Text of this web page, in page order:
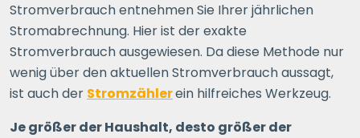
Stromverbrauch entnehmen Sie Ihrer jährlichen
Stromabrechnung. Hier ist der exakte
Stromverbrauch ausgewiesen. Da diese Methode nur
wenig über den aktuellen Stromverbrauch aussagt,
ist auch der Stromzählerein hilfreiches Werkzeug.
Je größer der Haushalt, desto größer der